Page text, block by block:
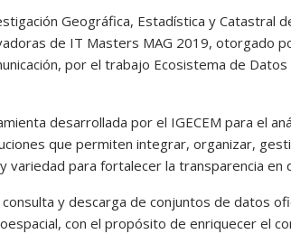
Geográfica, Estadística y Catastral
de IT Masters MAG 2019, otorgado
por el trabajo Ecosistema de
desarrollada por el IGECEM para el
que permiten integrar, organizar,
variedad para fortalecer la transparencia en
y descarga de conjuntos de datos
con el propósito de enriquecer el